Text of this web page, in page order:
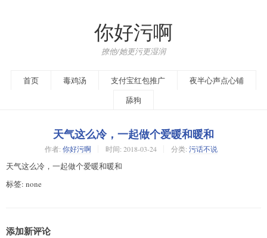
你好污啊
撩他/她更污更湿润
首页 毒鸡汤 支付宝红包推广
夜半心声点心铺
舔狗
天气这么冷，一起做个爱暖和暖和
作者: 你好污啊 时间: 2018-03-24 分类: 污话不说
天气这么冷，一起做个爱暖和暖和
标签: none
添加新评论